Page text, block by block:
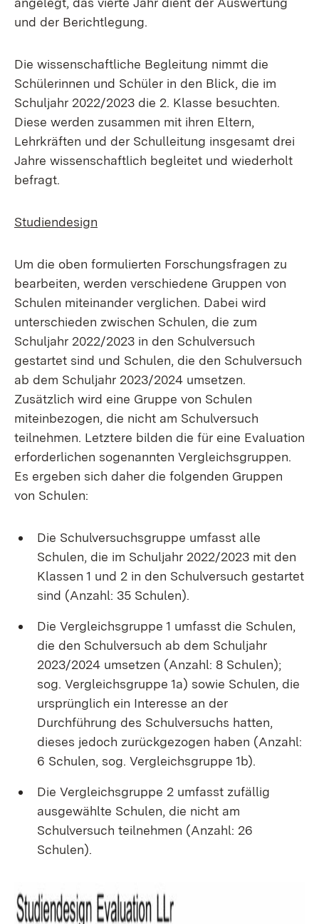
und der Berichtlegung.
Die wissenschaftliche Begleitung nimmt die
Schülerinnen und Schüler in den Blick, die im
Schuljahr 2022/2023 die 2. Klasse besuchten.
Diese werden zusammen mit ihren Eltern,
Lehrkräften und der Schulleitung insgesamt drei
Jahre wissenschaftlich begleitet und wiederholt
befragt.
Studiendesign
Um die oben formulierten Forschungsfragen zu
bearbeiten, werden verschiedene Gruppen von
Schulen miteinander verglichen. Dabei wird
unterschieden zwischen Schulen, die zum
Schuljahr 2022/2023 in den Schulversuch
gestartet sind und Schulen, die den Schulversuch
ab dem Schuljahr 2023/2024 umsetzen.
Zusätzlich wird eine Gruppe von Schulen
miteinbezogen, die nicht am Schulversuch
teilnehmen. Letztere bilden die für eine Evaluation
erforderlichen sogenannten Vergleichsgruppen.
Es ergeben sich daher die folgenden Gruppen
von Schulen:
Die Schulversuchsgruppe umfasst alle
Schulen, die im Schuljahr 2022/2023 mit den
Klassen 1 und 2 in den Schulversuch gestartet
sind (Anzahl: 35 Schulen).
Die Vergleichsgruppe 1 umfasst die Schulen,
die den Schulversuch ab dem Schuljahr
2023/2024 umsetzen (Anzahl: 8 Schulen);
sog. Vergleichsgruppe 1a) sowie Schulen, die
ursprünglich ein Interesse an der
Durchführung des Schulversuchs hatten,
dieses jedoch zurückgezogen haben (Anzahl:
6 Schulen, sog. Vergleichsgruppe 1b).
Die Vergleichsgruppe 2 umfasst zufällig
ausgewählte Schulen, die nicht am
Schulversuch teilnehmen (Anzahl: 26
Schulen).